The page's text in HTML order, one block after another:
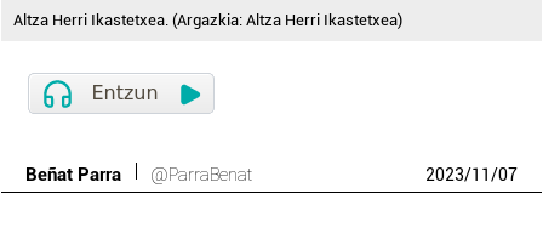
Altza Herri Ikastetxea. (Argazkia: Altza Herri Ikastetxea)
Beñat Parra @ParraBenat 2023/11/07